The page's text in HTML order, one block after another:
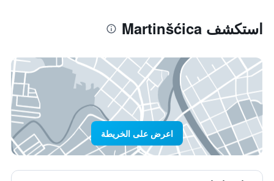
استكشف Martinšćica
اعرض على الخريطة